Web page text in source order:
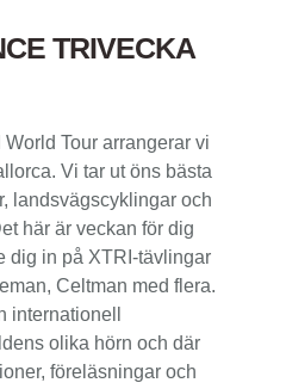
TRIVECKA
World Tour arrangerar vi
Vi tar ut öns bästa
landsvägscyklingar och
här är veckan för dig
dig in på XTRI-tävlingar
Celtman med flera.
internationell
olika hörn och där
föreläsningar och